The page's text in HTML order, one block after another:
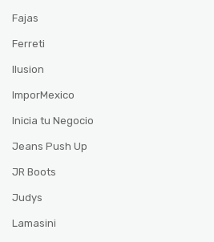
Fajas
Ferreti
Ilusion
ImporMexico
Inicia tu Negocio
Jeans Push Up
JR Boots
Judys
Lamasini